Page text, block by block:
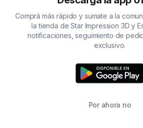
Comprá más rápido y sumate a la
la tienda de Star Impression 3D y
notificaciones, seguimiento de
exclusivo.
Por ahora no